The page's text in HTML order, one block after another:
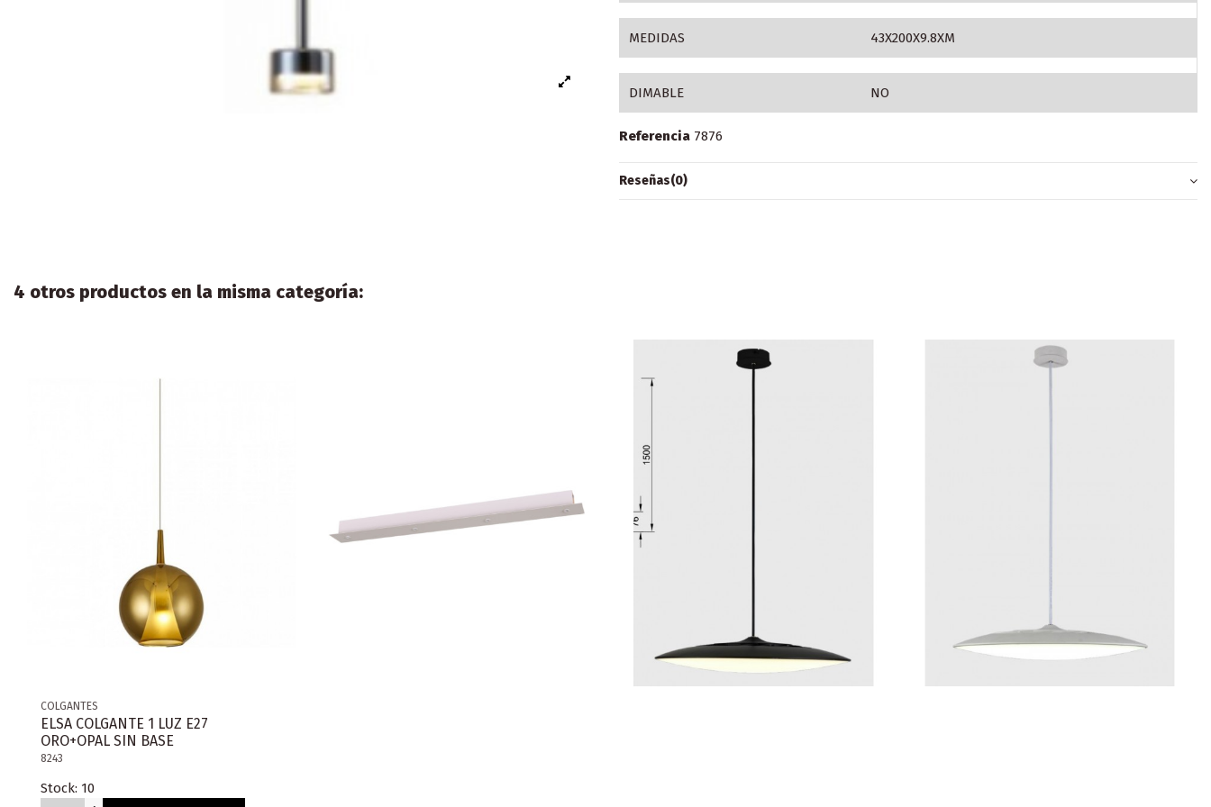
MEDIDAS 43X200X9.8XM
DIMABLE NO
Referencia 7876
Reseñas(0)
4 otros productos en la misma categoría:
COLGANTES
ELSA COLGANTE 1 LUZ E27
ORO+OPAL SIN BASE
8243
Stock: 10